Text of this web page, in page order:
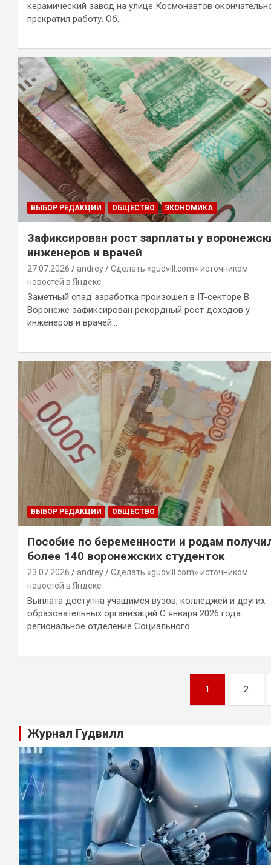
керамический завод на улице Космонавтов
прекратил работу. Об…
ВЫБОР РЕДАКЦИИ ОБЩЕСТВО ЭКОНОМИКА
Зафиксирован рост зарплаты у
инженеров и врачей
27.07.2026 andrey
Сделать «gudvill.com» источником
новостей в Яндекс
Заметный спад заработка произошел в IT-секторе В
Воронеже зафиксирован рекордный рост доходов у
инженеров и врачей…
ВЫБОР РЕДАКЦИИ ОБЩЕСТВО
Пособие по беременности и родам
более 140 воронежских студенток
23.07.2026 andrey
Сделать «gudvill.com» источником
новостей в Яндекс
Выплата доступна учащимся вузов, колледжей и других
образовательных организаций С января 2026 года
региональное отделение Социального…
записям
1 2
Журнал Гудвилл